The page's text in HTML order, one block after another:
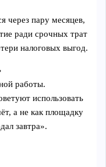
через пару месяцев,
ради срочных трат
налоговых выгод.
работы.
использовать
а не как площадку
завтра».